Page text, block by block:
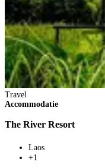
Travel
Accommodatie
The River Resort
Laos
+1